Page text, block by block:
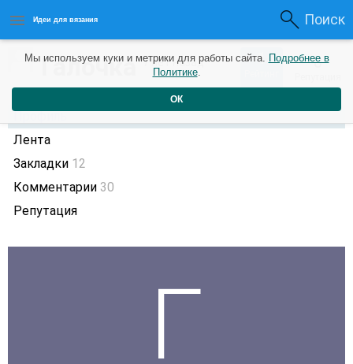
Идеи для вязания Поиск
Галочка7 лет назад 1 0
Профиль
Лента
Закладки 12
Комментарии 30
Репутация
Мы используем куки и метрики для работы сайта. Подробнее в
Политике.
ОК